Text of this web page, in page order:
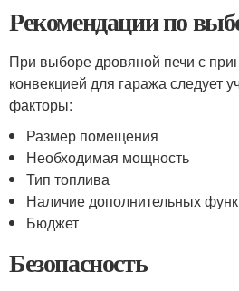
Рекомендации по
При выборе дровяной печи с
конвекцией для гаража следует
факторы:
Размер помещения
Необходимая мощность
Тип топлива
Наличие дополнительных
Бюджет
Безопасность